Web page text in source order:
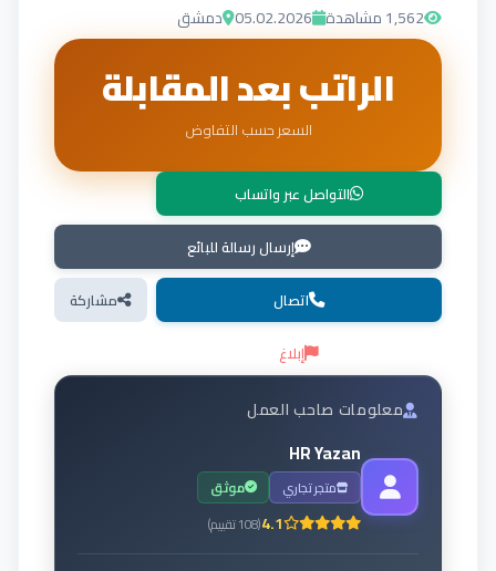
1,562مشاهدة 05.02.2026 دمشق
الراتب بعد المقابلة
السعر حسب التفاوض
التواصل عبر واتساب
إرسال رسالة للبائع
اتصال
مشاركة
إبلاغ
معلومات صاحب العمل
HR Yazan
متجر تجاري موثق
4.1
(
108تقييم)